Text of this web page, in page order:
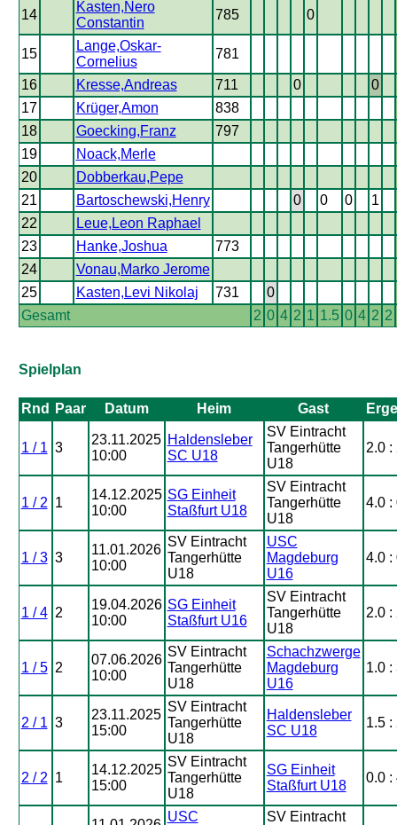
14
Kasten,Nero
Constantin
785 0
15
Lange,Oskar-
Cornelius
781
16 Kresse,Andreas 711 0
0
17
Krüger,Amon
838
18
Goecking,Franz
797
19
Noack,Merle
20
Dobberkau,Pepe
21
Bartoschewski,Henry 0 0 0
1
22
Leue,Leon Raphael
23
Hanke,Joshua
773
24
Vonau,Marko Jerome
25
Kasten,Levi Nikolaj 731
0
Gesamt
2 0 4 2 1 1.5 0 4 2 2
Spielplan
Rnd Paar Datum Heim Gast
1 / 1 3
23.11.2025
10:00
Haldensleber
SC U18
SV Eintracht
Tangerhütte
U18
2.0 :
1 / 2 1
14.12.2025
10:00
SG Einheit
Staßfurt U18
SV Eintracht
Tangerhütte
U18
4.0 :
1 / 3 3
11.01.2026
10:00
SV Eintracht
Tangerhütte
U18
USC
Magdeburg
U16
4.0 :
1 / 4 2
19.04.2026
10:00
SG Einheit
Staßfurt U16
SV Eintracht
Tangerhütte
U18
2.0 :
1 / 5 2
07.06.2026
10:00
SV Eintracht
Tangerhütte
U18
Schachzwerge
Magdeburg
U16
1.0 :
2 / 1 3
23.11.2025
15:00
SV Eintracht
Tangerhütte
U18
Haldensleber
SC U18
1.5 :
2 / 2 1
14.12.2025
15:00
SV Eintracht
Tangerhütte
U18
SG Einheit
Staßfurt U18
0.0 :
USC
SV Eintracht